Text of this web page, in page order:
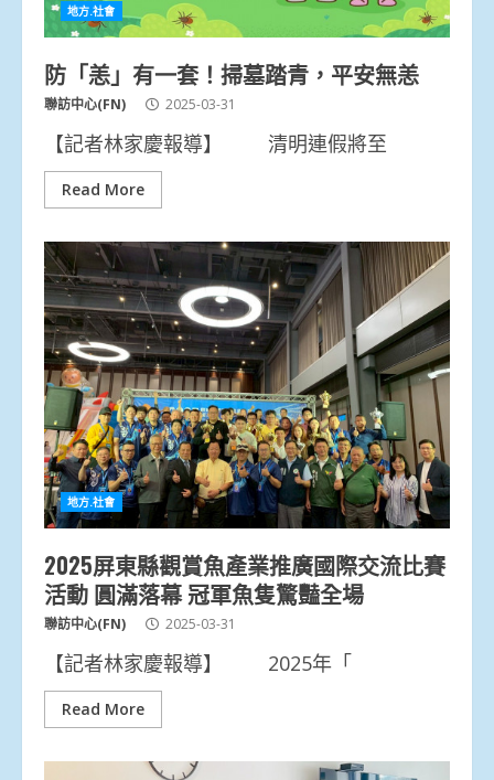
地方.社會
防「恙」有一套！掃墓踏青，平安無恙
聯訪中心(FN) 2025-03-31
【記者林家慶報導】 清明連假將至
Read More
地方.社會
2025屏東縣觀賞魚產業推廣國際交流比賽
活動 圓滿落幕 冠軍魚隻驚豔全場
聯訪中心(FN) 2025-03-31
【記者林家慶報導】 2025年「
Read More